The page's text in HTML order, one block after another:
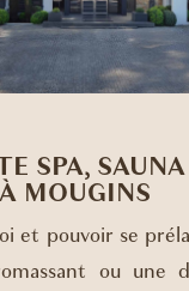
SPA,
MOUGINS
et pouvoir se
ou une